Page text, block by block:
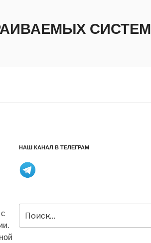
СИСТЕМ
НАШ КАНАЛ В ТЕЛЕГРАМ
Искать: